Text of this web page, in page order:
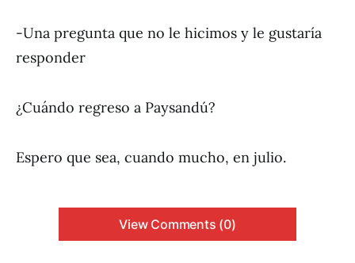
-Una pregunta que no le hicimos y le gustaría
responder
¿Cuándo regreso a Paysandú?
Espero que sea, cuando mucho, en julio.
View Comments (0)